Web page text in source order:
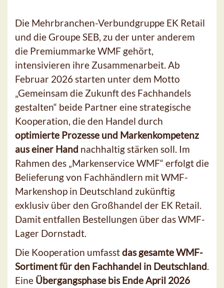
Die Mehrbranchen-Verbundgruppe EK Retail
und die Groupe SEB, zu der unter anderem
die Premiummarke WMF gehört,
intensivieren ihre Zusammenarbeit. Ab
Februar 2026 starten unter dem Motto
„Gemeinsam die Zukunft des Fachhandels
gestalten“ beide Partner eine strategische
Kooperation, die den Handel durch
optimierte Prozesse und Markenkompetenz
aus einer Hand nachhaltig stärken soll. Im
Rahmen des „Markenservice WMF“ erfolgt die
Belieferung von Fachhändlern mit WMF-
Markenshop in Deutschland zukünftig
exklusiv über den Großhandel der EK Retail.
Damit entfallen Bestellungen über das WMF-
Lager Dornstadt.
Die Kooperation umfasstdas gesamte WMF-
Sortiment für den Fachhandel in Deutschland.
Eine Übergangsphase bis Ende April 2026